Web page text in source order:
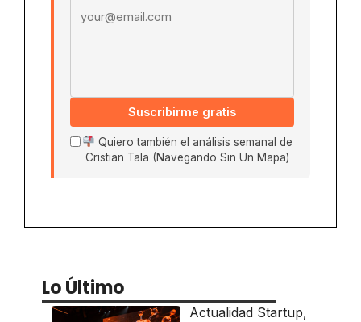
Suscribirme gratis
Quiero también el análisis semanal de
Cristian Tala (Navegando Sin Un Mapa)
Lo Último
Actualidad Startup,